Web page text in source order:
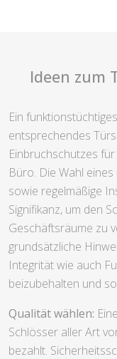
Ideen zum
Ein
entsprechendes
Einbruchschutzes
Büro. Die Wahl
sowie regelmäßige
Signifikanz, um den
Geschäftsräume zu
grundsätzliche
Integrität wie auch
beizubehalten und
Qualität wählen:
Schlösser aller Art
bezahlt.